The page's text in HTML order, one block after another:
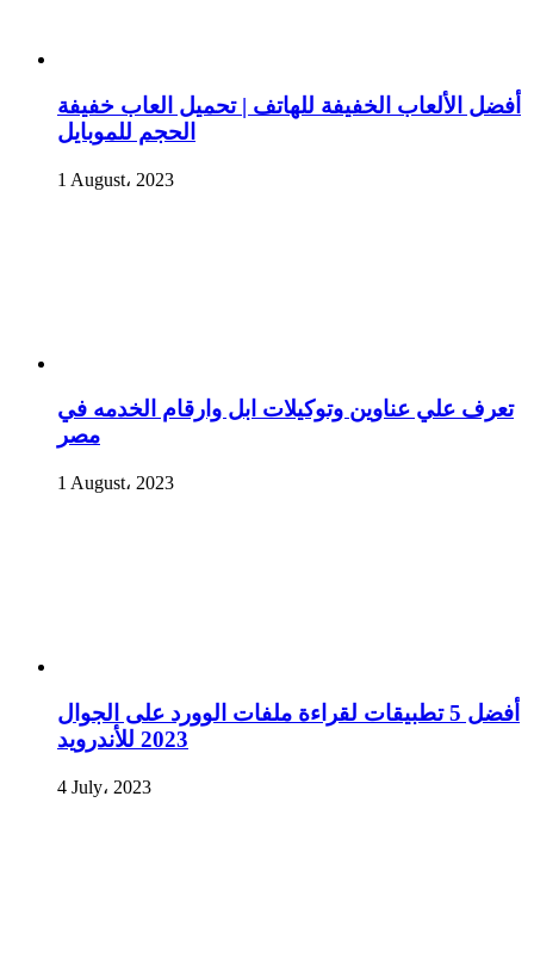
أفضل الألعاب الخفيفة للهاتف | تحميل العاب خفيفة
الحجم للموبايل
1 August، 2023
تعرف علي عناوين وتوكيلات ابل وارقام الخدمه في
مصر
1 August، 2023
أفضل 5 تطبيقات لقراءة ملفات الوورد على الجوال
2023 للأندرويد
4 July، 2023